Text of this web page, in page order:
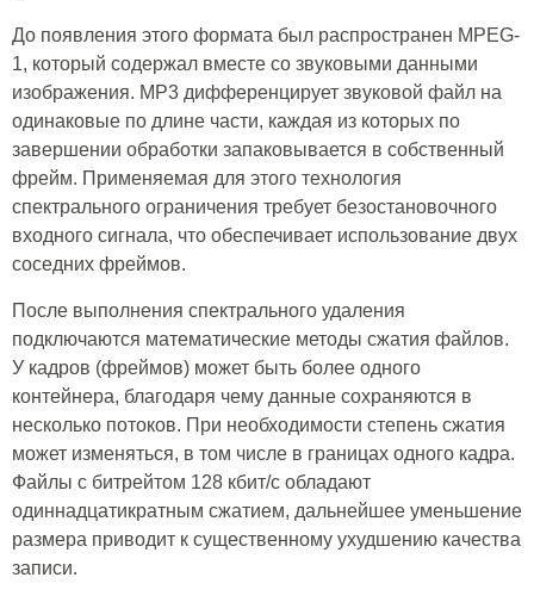
До появления этого формата был распространен MPEG-
1, который содержал вместе со звуковыми данными
изображения. MP3 дифференцирует звуковой файл на
одинаковые по длине части, каждая из которых по
завершении обработки запаковывается в собственный
фрейм. Применяемая для этого технология
спектрального ограничения требует безостановочного
входного сигнала, что обеспечивает использование двух
соседних фреймов.
После выполнения спектрального удаления
подключаются математические методы сжатия файлов.
У кадров (фреймов) может быть более одного
контейнера, благодаря чему данные сохраняются в
несколько потоков. При необходимости степень сжатия
может изменяться, в том числе в границах одного кадра.
Файлы с битрейтом 128 кбит/с обладают
одиннадцатикратным сжатием, дальнейшее уменьшение
размера приводит к существенному ухудшению качества
записи.